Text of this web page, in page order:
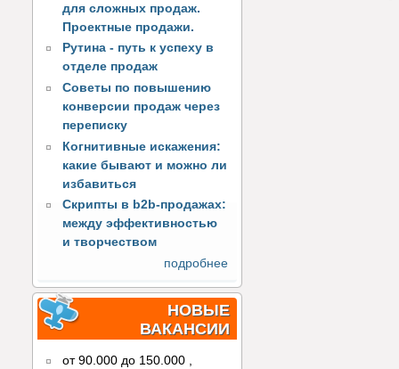
для сложных продаж.
Проектные продажи.
Рутина - путь к успеху в
отделе продаж
Советы по повышению
конверсии продаж через
переписку
Когнитивные искажения:
какие бывают и можно ли
избавиться
Скрипты в b2b-продажах:
между эффективностью
и творчеством
подробнее
НОВЫЕ
ВАКАНСИИ
от 90.000 до 150.000 ,